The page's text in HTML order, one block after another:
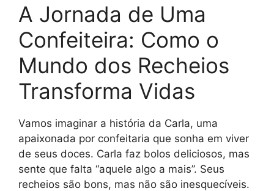
A Jornada de Uma
Confeiteira: Como o
Mundo dos Recheios
Transforma Vidas
Vamos imaginar a história da Carla, uma
apaixonada por confeitaria que sonha em viver
de seus doces. Carla faz bolos deliciosos, mas
sente que falta “aquele algo a mais”. Seus
recheios são bons, mas não são inesquecíveis.